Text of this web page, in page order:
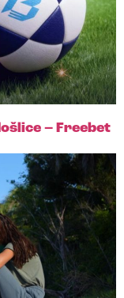
– Freebet